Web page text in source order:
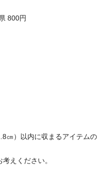
800円
㎝）以内に収まるアイテムの
えください。